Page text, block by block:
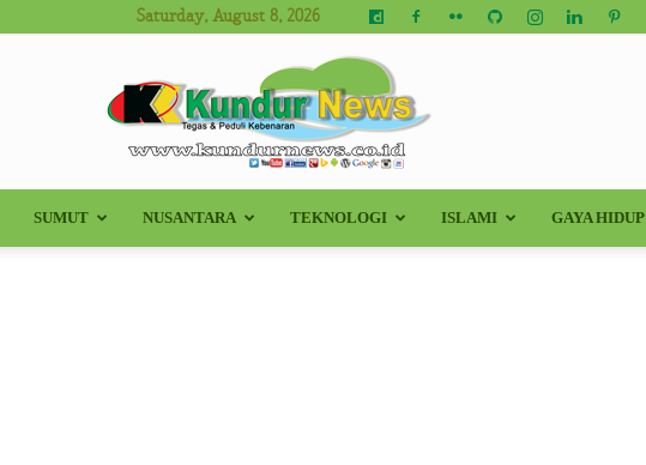
Saturday, August 8, 2026
Kundur
SUMUT NUSANTARA TEKNOLOGI ISLAMI GAYA HIDUP